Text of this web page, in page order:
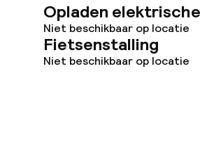
Opladen
Niet beschikbaar op locatie
Fietsenstalling
Niet beschikbaar op locatie